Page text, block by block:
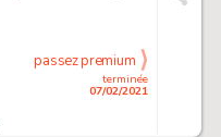
terminée
07/02/2021
passez premium